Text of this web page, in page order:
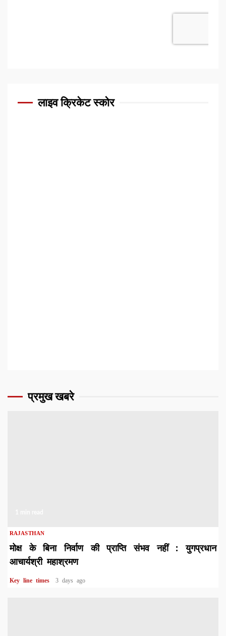
लाइव क्रिकेट स्कोर
प्रमुख खबरे
RAJASTHAN
मोक्ष के बिना निर्वाण की प्राप्ति संभव नहीं : युगप्रधान
आचार्यश्री महाश्रमण
Key line times 3 days ago